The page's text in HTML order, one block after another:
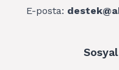
E-posta: